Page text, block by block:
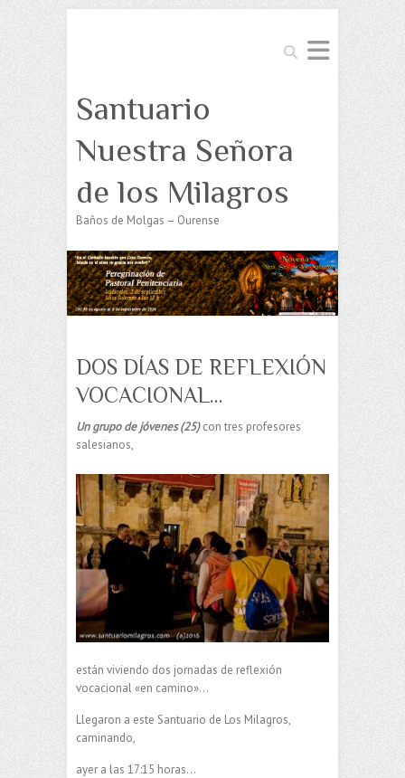
Buscar
Santuario
Nuestra Señora
de los Milagros
Baños de Molgas – Ourense
DOS DÍAS DE REFLEXIÓN
VOCACIONAL…
Un grupo de jóvenes (25)con tres profesores
salesianos,
están viviendo dos jornadas de reflexión
vocacional «en camino»…
Llegaron a este Santuario de Los Milagros,
caminando,
ayer a las 17:15 horas…